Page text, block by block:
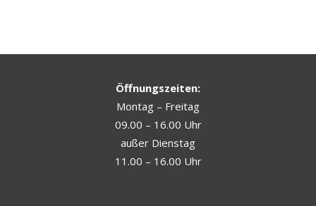
Öffnungszeiten:
Montag – Freitag
09.00 – 16.00 Uhr
außer Dienstag
11.00 – 16.00 Uhr